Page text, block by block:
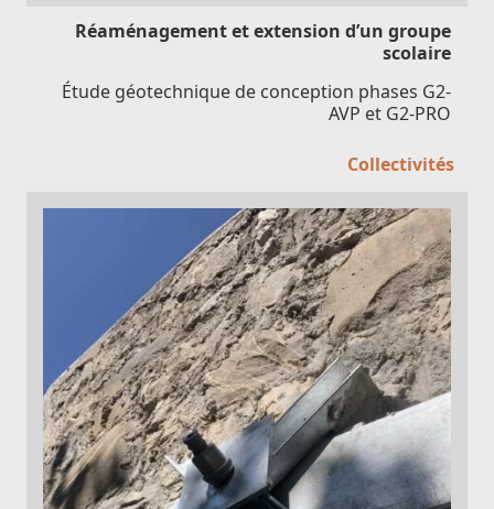
Réaménagement et extension d’un groupe
scolaire
Étude géotechnique de conception phases G2-
AVP et G2-PRO
Collectivités